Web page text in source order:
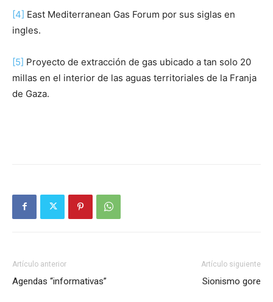
[4] East Mediterranean Gas Forum por sus siglas en
ingles.
[5] Proyecto de extracción de gas ubicado a tan solo 20
millas en el interior de las aguas territoriales de la Franja
de Gaza.
Artículo anterior
Agendas “informativas”
Artículo siguiente
Sionismo gore